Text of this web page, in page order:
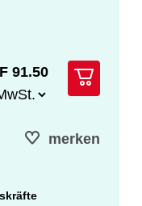
91.50
merken